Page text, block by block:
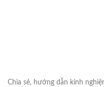
Chia sẻ, hướng dẫn kinh